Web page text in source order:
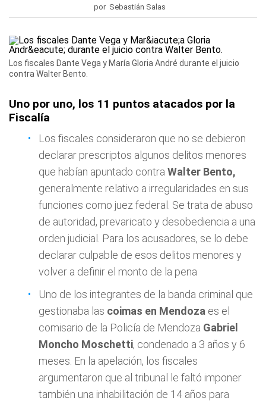
por Sebastián Salas
Los fiscales Dante Vega y María Gloria André durante el juicio
contra Walter Bento.
Uno por uno, los 11 puntos atacados por la
Fiscalía
Los fiscales consideraron que no se debieron
declarar prescriptos algunos delitos menores
que habían apuntado contra Walter Bento,
generalmente relativo a irregularidades en sus
funciones como juez federal. Se trata de abuso
de autoridad, prevaricato y desobediencia a una
orden judicial. Para los acusadores, se lo debe
declarar culpable de esos delitos menores y
volver a definir el monto de la pena
Uno de los integrantes de la banda criminal que
gestionaba las coimas en Mendoza es el
comisario de la Policía de Mendoza Gabriel
Moncho Moschetti, condenado a 3 años y 6
meses. En la apelación, los fiscales
argumentaron que al tribunal le faltó imponer
también una inhabilitación de 14 años para